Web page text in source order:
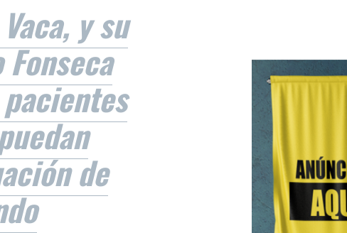
y su
de